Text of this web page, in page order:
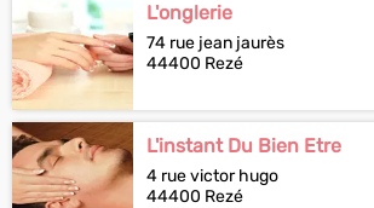
L'onglerie
74 rue jean jaurès
44400 Rezé
L'instant Du Bien Etre
4 rue victor hugo
44400 Rezé